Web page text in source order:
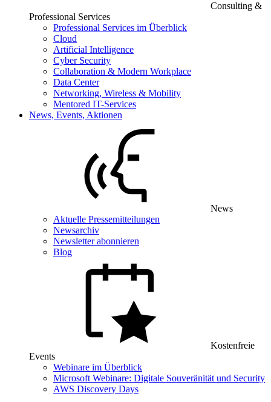
Consulting &
Professional Services
Professional Services im Überblick
Cloud
Artificial Intelligence
Cyber Security
Collaboration & Modern Workplace
Data Center
Networking, Wireless & Mobility
Mentored IT-Services
News, Events, Aktionen
News
Aktuelle Pressemitteilungen
Newsarchiv
Newsletter abonnieren
Blog
Kostenfreie
Events
Webinare im Überblick
Microsoft Webinare: Digitale Souveränität und Security
AWS Discovery Days